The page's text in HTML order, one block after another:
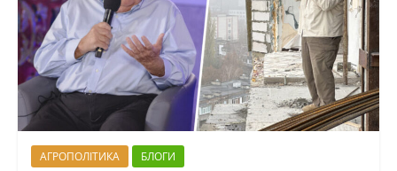
АГРОПОЛІТИКА БЛОГИ